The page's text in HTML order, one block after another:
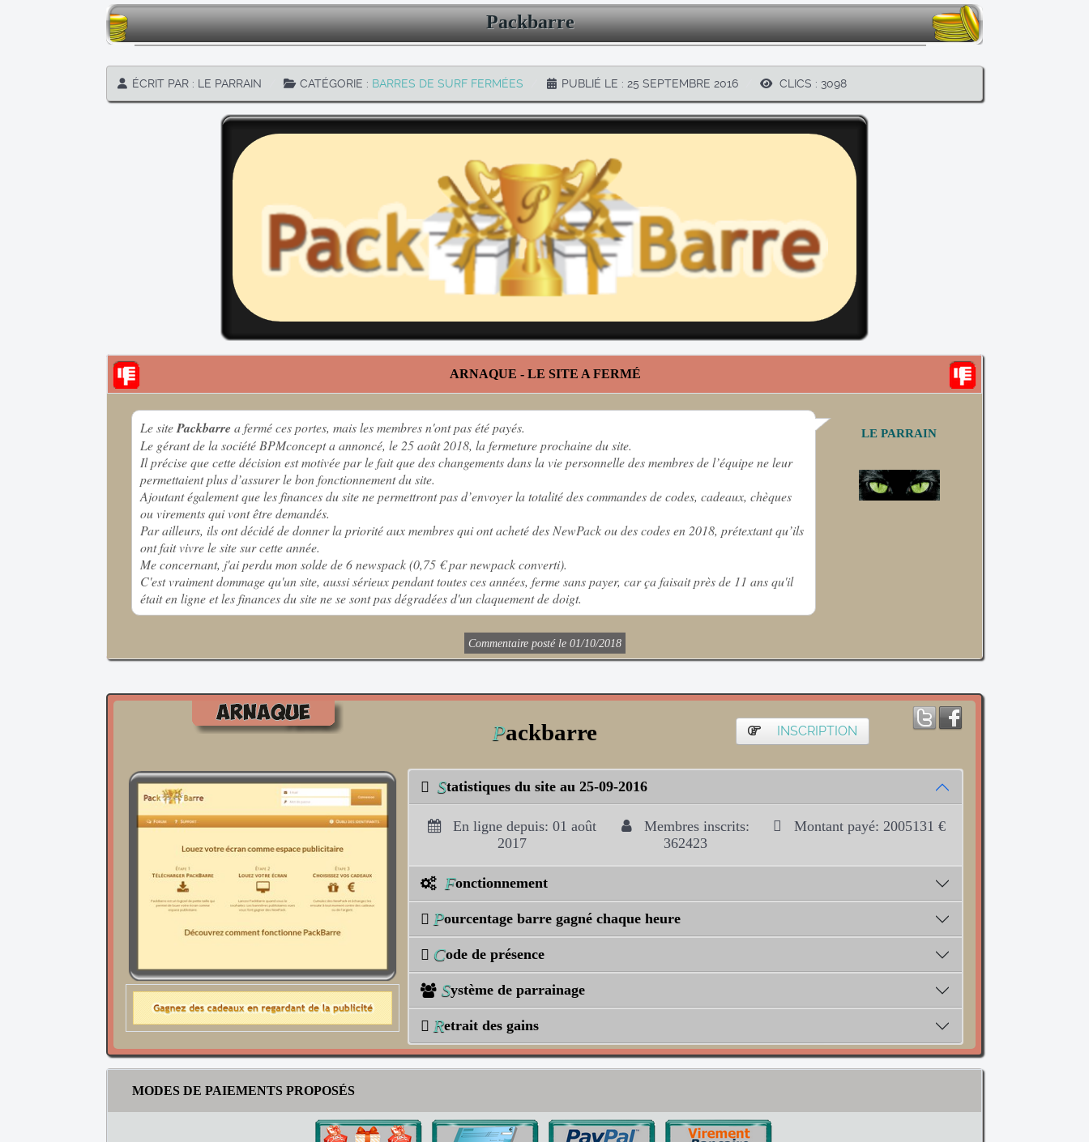
Packbarre
ÉCRIT PAR : LE PARRAIN CATÉGORIE : BARRES DE SURF FERMÉES PUBLIÉ LE : 25 SEPTEMBRE 2016 CLICS : 3098
ARNAQUE - LE SITE A FERMÉ
Le sitePackbarrea fermé ces portes, mais les membres n'ont pas été payés.
Le gérant de la société BPMconcept a annoncé, le 25 août 2018, la fermeture prochaine du site.
Il précise que cette décision est motivée par le fait que des changements dans la vie personnelle des membres de l’équipe ne leur
permettaient plus d’assurer le bon fonctionnement du site.
Ajoutant également que les finances du site ne permettront pas d’envoyer la totalité des commandes de codes, cadeaux, chèques
ou virements qui vont être demandés.
Par ailleurs, ils ont décidé de donner la priorité aux membres qui ont acheté des NewPack ou des codes en 2018, prétextant qu’ils
ont fait vivre le site sur cette année.
Me concernant, j'ai perdu mon solde de 6 newspack (0,75 € par newpack converti).
C'est vraiment dommage qu'un site, aussi sérieux pendant toutes ces années, ferme sans payer, car ça faisait près de 11 ans qu'il
était en ligne et les finances du site ne se sont pas dégradées d'un claquement de doigt.
LE PARRAIN
Commentaire posté le 01/10/2018
Packbarre INSCRIPTION
Statistiques du site au 25-09-2016
En ligne depuis: 01 août
2017
Membres inscrits:
362423
Montant payé: 2005131 €
Fonctionnement
Pourcentage barre gagné chaque heure
Code de présence
Système de parrainage
Retrait des gains
MODES DE PAIEMENTS PROPOSÉS